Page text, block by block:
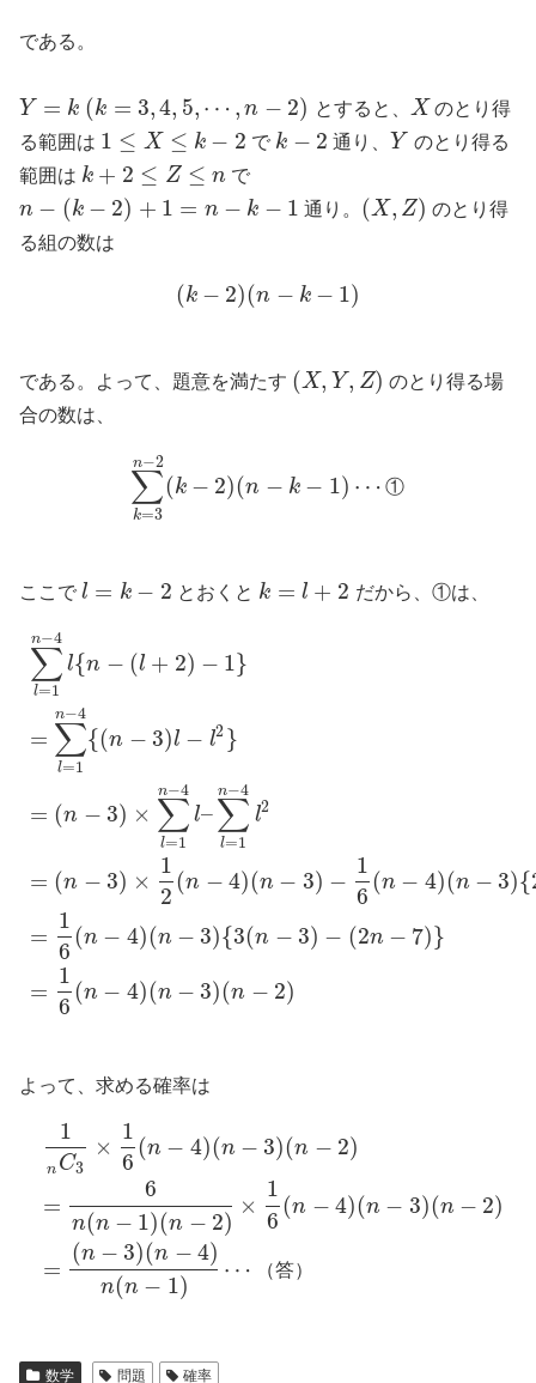
である。
Y = k (k = 3,4, 5, ⋯ , n − 2) とすると、 X のとり得
る範囲は 1 ≤ X ≤ k − 2 で k − 2 通り、 Y のとり得る
範囲は k + 2 ≤ Z ≤ n で
n − (k − 2) + 1 = n − k − 1 通り。 (X, Z) のとり得
る組の数は
(k − 2)(n − k − 1)
である。よって、題意を満たす (X, Y, Z) のとり得る場
合の数は、
∑
k=3
n−2
(k − 2)(n − k − 1) ⋯ ①
ここで l = k − 2 とおくと k = l + 2 だから、①は、
∑
l=1
n−4
l{n − (l + 2) − 1 }
= ∑
l=1
n−4
{(n − 3)l − l2 }
= (n − 3) × ∑
l=1
n−4
l–∑
l=1
n−4
l2
= (n − 3) ×
1
2
(n − 4)(n − 3) −
1
6
(n − 4)(n − 3){
=
1
6
(n − 4)(n − 3){3(n − 3) − (2n − 7)}
=
1
6
(n − 4)(n − 3)(n − 2)
よって、求める確率は
1
n C3
×
1
6
(n − 4)(n − 3)(n − 2)
=
6
n(n − 1 )(n − 2)
×
1
6
(n − 4)(n − 3)(n − 2)
=
(n − 3)(n − 4)
n(n − 1)
⋯ （答）
数学 問題 確率